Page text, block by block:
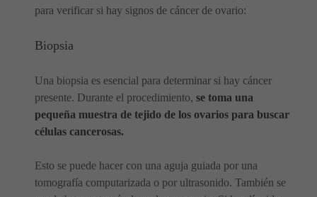
para verificar si hay signos de cáncer de ovario:
Biopsia
Una biopsia es esencial para determinar si hay cáncer
presente. Durante el procedimiento, se toma una
pequeña muestra de tejido de los ovarios para buscar
células cancerosas.
Esto se puede hacer con una aguja guiada por una
tomografía computarizada o por ultrasonido. También se